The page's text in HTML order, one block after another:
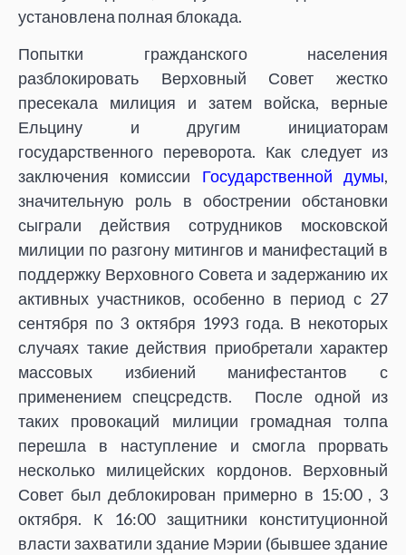
установлена полная блокада.
Попытки гражданского населения
разблокировать Верховный Совет жестко
пресекала милиция и затем войска, верные
Ельцину и другим инициаторам
государственного переворота. Как следует из
заключения комиссии Государственной думы,
значительную роль в обострении обстановки
сыграли действия сотрудников московской
милиции по разгону митингов и манифестаций в
поддержку Верховного Совета и задержанию их
активных участников, особенно в период с 27
сентября по 3 октября 1993 года. В некоторых
случаях такие действия приобретали характер
массовых избиений манифестантов с
применением спецсредств.
После одной из
таких провокаций милиции громадная толпа
перешла в наступление и смогла прорвать
несколько милицейских кордонов. Верховный
Совет был деблокирован примерно в 15:00 , 3
октября. К 16:00 защитники конституционной
власти захватили здание Мэрии (бывшее здание